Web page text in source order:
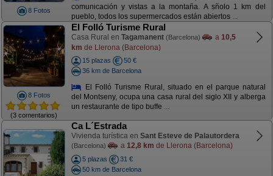
8 Fotos
comunicación y vistas a la montaña. A sñolo 1 km del
pueblo, todos los supermercados están abiertos ...
8 Fotos
(3 comentarios)
El Folló Turisme Rural
Casa Rural en Tagamanent (Barcelona) a 10,5
km de Llerona (Barcelona)
15 plazas
50 €
36 km de Barcelona
El Folló Turisme Rural, situado en el parque natural
del Montseny, ocupa una casa rural del siglo XII y alberga
un restaurante de tipo buffe ...
Ca L´Estrada
Vivienda turística en Sant Esteve de Palautordera
(Barcelona) a 12,8 km de Llerona (Barcelona)
5 plazas
31 €
50 km de Barcelona